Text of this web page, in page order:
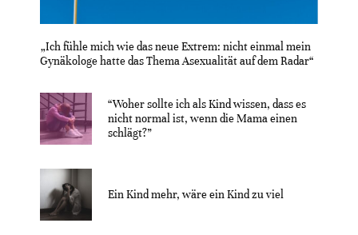
„Ich fühle mich wie das neue Extrem: nicht einmal mein
Gynäkologe hatte das Thema Asexualität auf dem Radar“
“Woher sollte ich als Kind wissen, dass es
nicht normal ist, wenn die Mama einen
schlägt?”
Ein Kind mehr, wäre ein Kind zu viel